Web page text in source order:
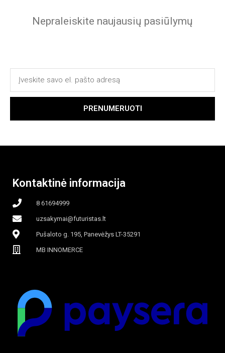
Nepraleiskite naujausių pasiūlymų
PRENUMERUOTI
Kontaktinė informacija
8 61694999
uzsakymai@futuristas.lt
Pušaloto g. 195, Panevėžys LT-35291
MB INNOMERCE